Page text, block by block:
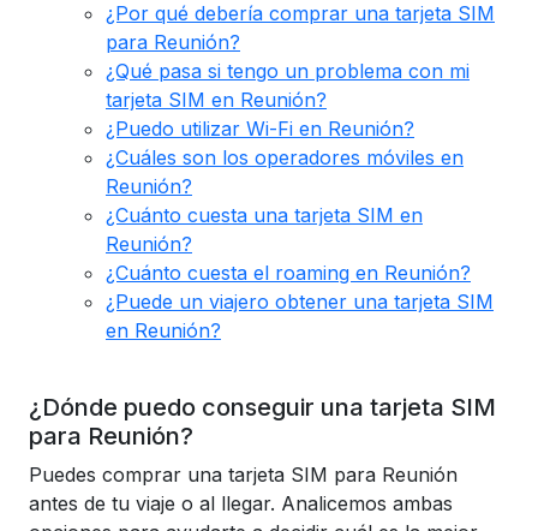
¿Por qué debería comprar una tarjeta SIM
para Reunión?
¿Qué pasa si tengo un problema con mi
tarjeta SIM en Reunión?
¿Puedo utilizar Wi-Fi en Reunión?
¿Cuáles son los operadores móviles en
Reunión?
¿Cuánto cuesta una tarjeta SIM en
Reunión?
¿Cuánto cuesta el roaming en Reunión?
¿Puede un viajero obtener una tarjeta SIM
en Reunión?
¿Dónde puedo conseguir una tarjeta SIM
para Reunión?
Puedes comprar una tarjeta SIM para Reunión
antes de tu viaje o al llegar. Analicemos ambas